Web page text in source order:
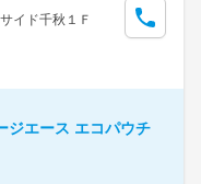
イド千秋１Ｆ
ジエース エコパウチ